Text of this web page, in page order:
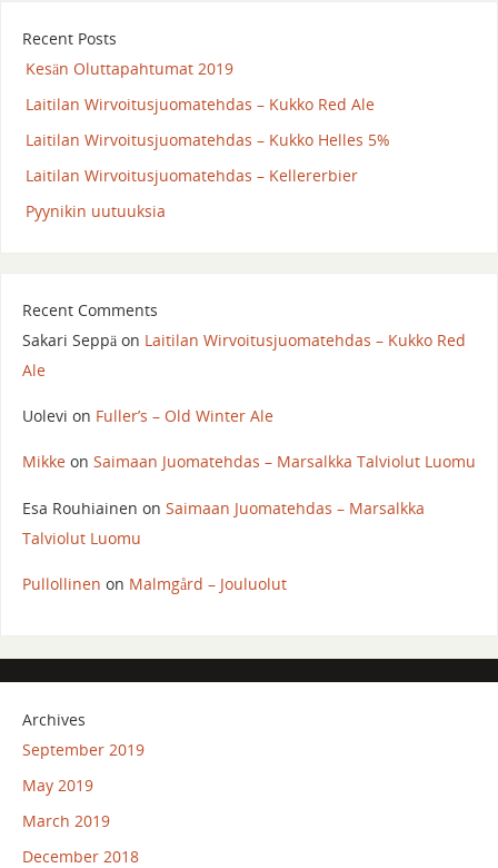
Recent Posts
Kesän Oluttapahtumat 2019
Laitilan Wirvoitusjuomatehdas – Kukko Red Ale
Laitilan Wirvoitusjuomatehdas – Kukko Helles 5%
Laitilan Wirvoitusjuomatehdas – Kellererbier
Pyynikin uutuuksia
Recent Comments
Sakari Seppäon Laitilan Wirvoitusjuomatehdas – Kukko Red
Ale
Uolevi on Fuller’s – Old Winter Ale
Mikkeon Saimaan Juomatehdas – Marsalkka Talviolut Luomu
Esa Rouhiainen on Saimaan Juomatehdas – Marsalkka
Talviolut Luomu
Pullollinen on Malmgård – Jouluolut
Archives
September 2019
May 2019
March 2019
December 2018